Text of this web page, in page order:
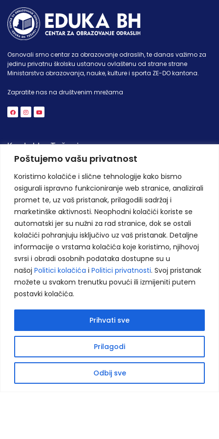
Poštujemo vašu privatnost
Koristimo kolačiće i slične tehnologije kako bismo
osigurali ispravno funkcioniranje web stranice, analizirali
promet te, uz vaš pristanak, prilagodili sadržaj i
marketinške aktivnosti. Neophodni kolačići koriste se
automatski jer su nužni za rad stranice, dok se ostali
kolačići pohranjuju isključivo uz vaš pristanak. Detaljne
informacije o vrstama kolačića koje koristimo, njihovoj
svrsi i obradi osobnih podataka dostupne su u
našoj Politici kolačića i Politici privatnosti. Svoj pristanak
možete u svakom trenutku povući ili izmijeniti putem
postavki kolačića.
Prilagodi
Odbij sve
Prihvati sve
Osnovali smo centar za obrazovanje odraslih, te danas važimo za
jedinu privatnu školsku ustanovu ovlaštenu od strane strane
Ministarstva obrazovanja, nauke, kulture i sporta ZE-DO kantona.
Zapratite nas na društvenim mrežama
Kontakt - Tešanj
Bobare 56,
74264 Jelah, BiH
+387 32 942 740
+387 32 942 740
info@eduka-bh.ba
Kontakt - Sarajevo
Centar Vogošća, IV sprat
Jošanička 55
info@eduka-bh.ba
Smjerovi:
- Prekvalifikacija